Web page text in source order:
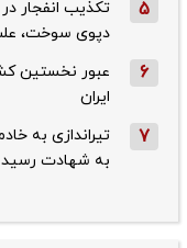
5
تکذیب ‌انفجار
دپوی سوخت،
6
عبور نخستین
ایران
7
تیراندازی به
به شهادت رسید